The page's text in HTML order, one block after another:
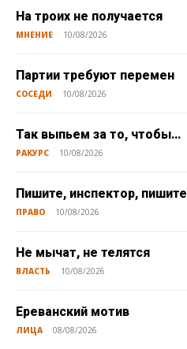
На троих не получается
МНЕНИЕ 10/08/2026
Партии требуют перемен
СОСЕДИ 10/08/2026
Так выпьем за то, чтобы…
РАКУРС 10/08/2026
Пишите, инспектор, пишите
ПРАВО 10/08/2026
Не мычат, не телятся
ВЛАСТЬ 10/08/2026
Ереванский мотив
ЛИЦА 08/08/2026